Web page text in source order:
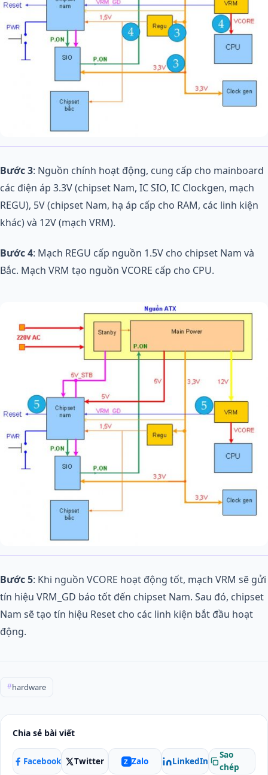
Bước 3: Nguồn chính hoạt động, cung cấp cho mainboard
các điện áp 3.3V (chipset Nam, IC SIO, IC Clockgen, mạch
REGU), 5V (chipset Nam, hạ áp cấp cho RAM, các linh kiện
khác) và 12V (mạch VRM).
Bước 4: Mạch REGU cấp nguồn 1.5V cho chipset Nam và
Bắc. Mạch VRM tạo nguồn VCORE cấp cho CPU.
Bước 5: Khi nguồn VCORE hoạt động tốt, mạch VRM sẽ gửi
tín hiệu VRM_GD báo tốt đến chipset Nam. Sau đó, chipset
Nam sẽ tạo tín hiệu Reset cho các linh kiện bắt đầu hoạt
động.
#hardware
Chia sẻ bài viết
Facebook Twitter Z Zalo LinkedIn
Sao
chép